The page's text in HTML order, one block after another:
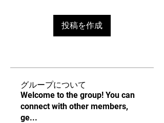
投稿を作成
グループについて
Welcome to the group! You can
connect with other members,
ge...